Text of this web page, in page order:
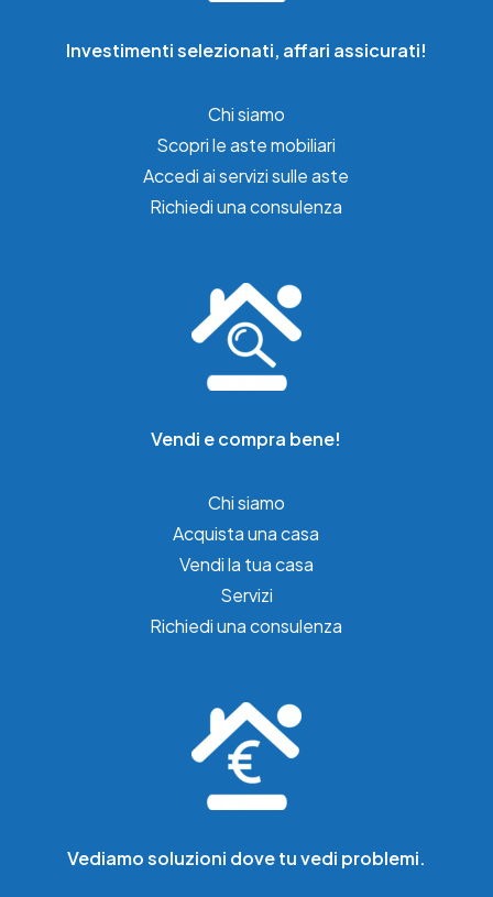
Investimenti selezionati, affari assicurati!
Chi siamo
Scopri le aste mobiliari
Accedi ai servizi sulle aste
Richiedi una consulenza
Vendi e compra bene!
Chi siamo
Acquista una casa
Vendi la tua casa
Servizi
Richiedi una consulenza
Vediamo soluzioni dove tu vedi problemi.